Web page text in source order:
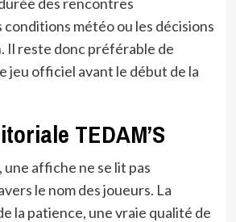
météo ou les décisions
Il reste donc préférable de
jeu officiel avant le début de la
TEDAM’S
affiche ne se lit pas
le nom des joueurs. La
la patience, une vraie qualité de